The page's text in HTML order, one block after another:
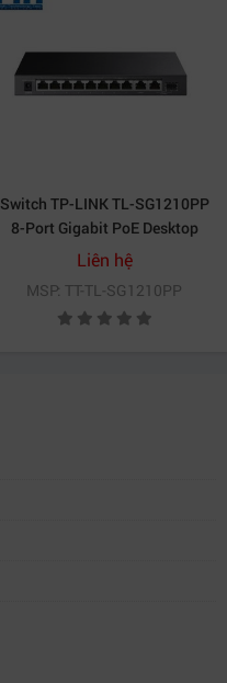
Switch TP-LINK TL-SG1210PP
8-Port Gigabit PoE Desktop
Liên hệ
MSP: TT-TL-SG1210PP